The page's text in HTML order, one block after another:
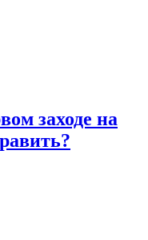
заходе на